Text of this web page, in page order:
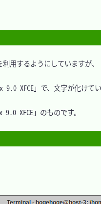
用するようにしていますが
XFCE」で、文字が化けて
XFCE」のものです。